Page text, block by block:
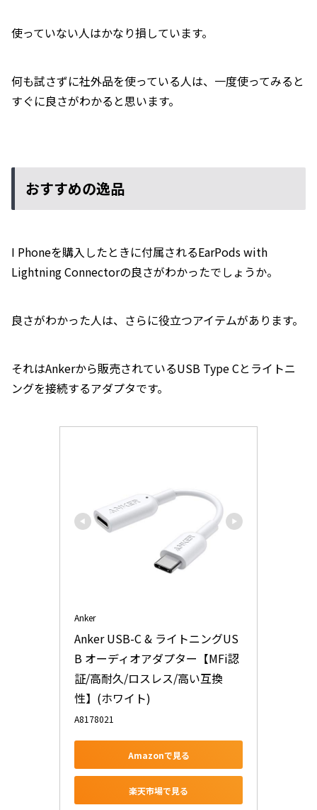
使っていない人はかなり損しています。
何も試さずに社外品を使っている人は、一度使ってみると
すぐに良さがわかると思います。
おすすめの逸品
I Phoneを購入したときに付属されるEarPods with
Lightning Connectorの良さがわかったでしょうか。
良さがわかった人は、さらに役立つアイテムがあります。
それはAnkerから販売されているUSB Type Cとライトニ
ングを接続するアダプタです。
Anker
Anker USB-C & ライトニングUS
B オーディオアダプター【MFi認
証/高耐久/ロスレス/高い互換
性】(ホワイト)
A8178021
Amazonで見る
楽天市場で見る